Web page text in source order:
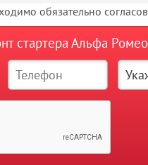
обязательно
стартера Альфа